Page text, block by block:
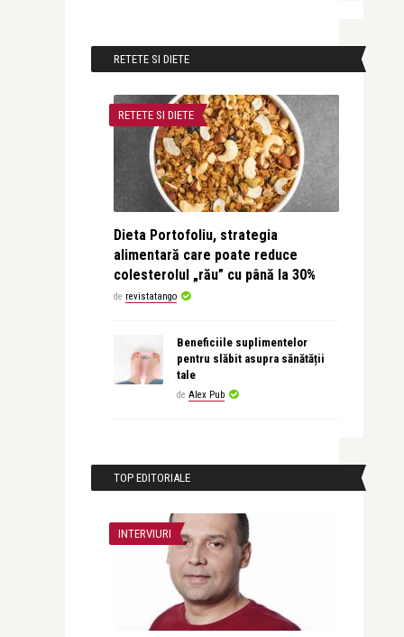
RETETE SI DIETE
RETETE SI DIETE
Dieta Portofoliu, strategia
alimentară care poate reduce
colesterolul „rău” cu până la 30%
de revistatango
Beneficiile suplimentelor
pentru slăbit asupra sănătății
tale
de Alex Pub
TOP EDITORIALE
INTERVIURI